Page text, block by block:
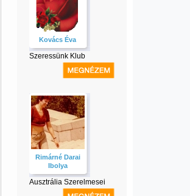
Kovács Éva
Szeressünk Klub
Rimárné Darai
Ibolya
Ausztrália Szerelmesei